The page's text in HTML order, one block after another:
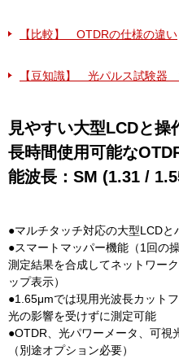
【比較】 OTDRの仕様の違い
【豆知識】 光パルス試験器
見やすい大型LCDと
長時間使用可能な
能波長：SM (1.31 /
●マルチタッチ対応の大型LCD
●スマートマッパー機能（1回の
測定結果を合成してネットワー
ップ表示）
●1.65μmでは現用光波長カット
光の影響を受けずに測定可能
●OTDR、光パワーメータ、可視
（別途オプション必要）